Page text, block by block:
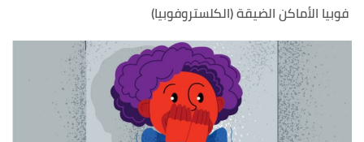
فوبيا الأماكن الضيقة (الكلستروفوبيا)